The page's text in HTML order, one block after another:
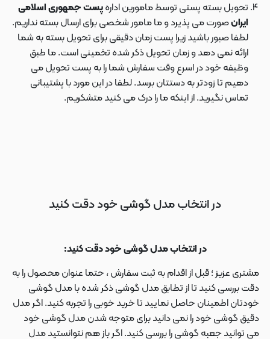
تحویل بسته پستی توسط مامورین ادارهپست جمهوری اسلامی
ایرانصورت می پذیرد و ما مامور شخصی برای ارسال بسته نداریم.
لطفا صبور باشید زیرا پست زمان دقیقی برای تحویل بسته به شما
ارائه نمی دهد و زمان تحویل ذکر شده تخمینی است. ما طبق
وظیفه خود در اسرع وقت سفارش شما را به پست تحویل می
دهیم تا زودتر به دستتان برسد. لطفا در این مورد با پشتیبانی
تماس نگیرید. از اینکه ما را درک می کنید متشکریم.
در انتخاب مدل گوشی خود دقت کنید
در انتخاب مدل گوشی خود دقت کنید:
مشتری عزیز ؛ قبل از اقدام به ثبت سفارش ، حتما عنوان محصول را به
دقت بررسی کنید تا از تطابق مدل گوشی ذکر شده با مدل گوشی
خودتان اطمینان حاصل نمایید تا خرید خوبی را تجربه کنید. اگر مدل
دقیق گوشی خود را نمی دانید برای متوجه شدن مدل گوشی خود
می توانید جعبه گوشی را بررسی کنید. اگر باز هم نتوانستید مدل